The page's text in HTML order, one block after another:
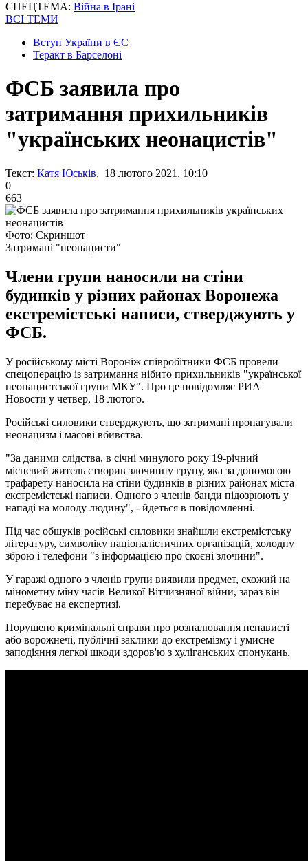
СПЕЦТЕМА: Війна в Ірані
ВСІ ТЕМИ
Вступ України в ЄС
Теракт в Барселоні
ФСБ заявила про
затримання прихильників
"українських неонацистів"
Текст: Катя Юськів, 18 лютого 2021, 10:10
0
663
Фото: Скриншот
Затримані "неонацисти"
Члени групи наносили на стіни
будинків у різних районах Воронежа
екстремістські написи, стверджують у
ФСБ.
У російському місті Вороніж співробітники ФСБ провели
спецоперацію із затримання нібито прихильників "української
неонацистської групи МКУ". Про це повідомляє РИА
Новости у четвер, 18 лютого.
Російські силовики стверджують, що затримані пропагували
неонацизм і масові вбивства.
"За даними слідства, в січні минулого року 19-річний
місцевий житель створив злочинну групу, яка за допомогою
трафарету наносила на стіни будинків в різних районах міста
екстремістські написи. Одного з членів банди підозрюють у
нападі на молоду людину", - йдеться в повідомленні.
Під час обшуків російські силовики знайшли екстремістську
літературу, символіку націоналістичних організацій, холодну
зброю і телефони "з інформацією про скоєні злочини".
У гаражі одного з членів групи виявили предмет, схожий на
мінометну міну часів Великої Вітчизняної війни, зараз він
перебуває на експертизі.
Порушено кримінальні справи про розпалювання ненависті
або ворожнечі, публічні заклики до екстремізму і умисне
заподіяння легкої шкоди здоров'ю з хуліганських спонукань.